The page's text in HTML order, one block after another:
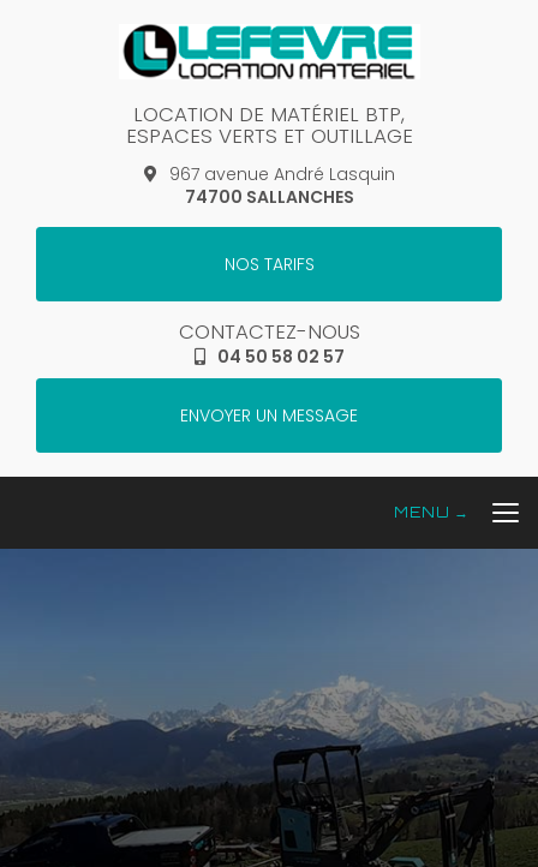
LOCATION DE MATÉRIEL BTP,
ESPACES VERTS ET OUTILLAGE
967 avenue André Lasquin
74700 SALLANCHES
NOS TARIFS
CONTACTEZ-NOUS
04 50 58 02 57
ENVOYER UN MESSAGE